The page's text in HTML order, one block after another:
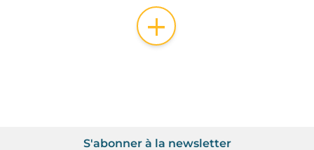
+
S'abonner à la newsletter